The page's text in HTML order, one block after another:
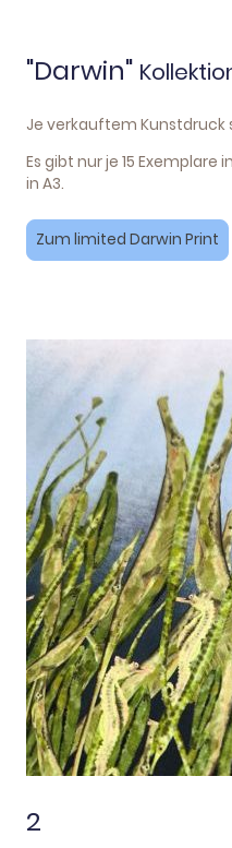
"Darwin"
Je verkauftem Kunstdruck
Es gibt nur je 15 Exemplare
in A3.
Zum limited Darwin Print
2